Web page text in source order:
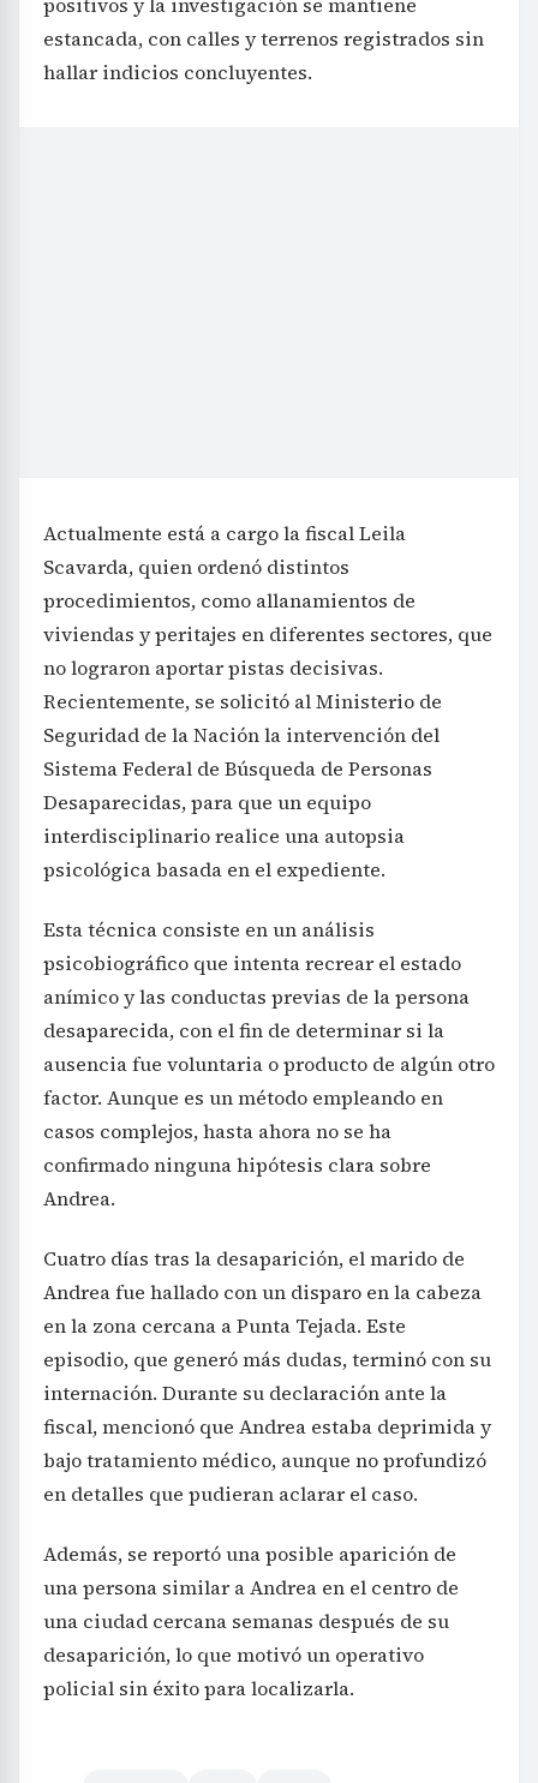
estancada, con calles y terrenos registrados sin
hallar indicios concluyentes.
Actualmente está a cargo la fiscal Leila
Scavarda, quien ordenó distintos
procedimientos, como allanamientos de
viviendas y peritajes en diferentes sectores, que
no lograron aportar pistas decisivas.
Recientemente, se solicitó al Ministerio de
Seguridad de la Nación la intervención del
Sistema Federal de Búsqueda de Personas
Desaparecidas, para que un equipo
interdisciplinario realice una autopsia
psicológica basada en el expediente.
Esta técnica consiste en un análisis
psicobiográfico que intenta recrear el estado
anímico y las conductas previas de la persona
desaparecida, con el fin de determinar si la
ausencia fue voluntaria o producto de algún otro
factor. Aunque es un método empleando en
casos complejos, hasta ahora no se ha
confirmado ninguna hipótesis clara sobre
Andrea.
Cuatro días tras la desaparición, el marido de
Andrea fue hallado con un disparo en la cabeza
en la zona cercana a Punta Tejada. Este
episodio, que generó más dudas, terminó con su
internación. Durante su declaración ante la
fiscal, mencionó que Andrea estaba deprimida y
bajo tratamiento médico, aunque no profundizó
en detalles que pudieran aclarar el caso.
Además, se reportó una posible aparición de
una persona similar a Andrea en el centro de
una ciudad cercana semanas después de su
desaparición, lo que motivó un operativo
policial sin éxito para localizarla.